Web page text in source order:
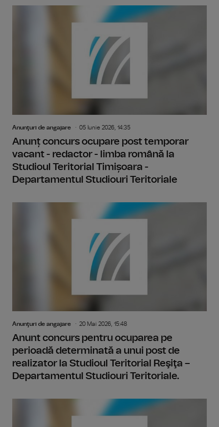
Anunţuri de angajare 05 Iunie 2026, 14:35
Anunț concurs ocupare post temporar
vacant - redactor - limba română la
Studioul Teritorial Timișoara -
Departamentul Studiouri Teritoriale
Anunţuri de angajare 20 Mai 2026, 15:48
Anunt concurs pentru ocuparea pe
perioadă determinată a unui post de
realizator la Studioul Teritorial Reşiţa –
Departamentul Studiouri Teritoriale.